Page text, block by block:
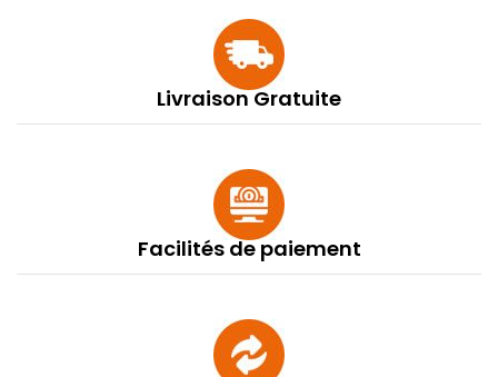
Livraison Gratuite
Facilités de paiement